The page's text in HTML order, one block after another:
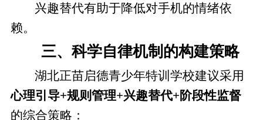
兴趣替代有助于降低对手机的情绪依
赖。
三、科学自律机制的构建策略
湖北正苗启德青少年特训学校建议采用
心理引导+规则管理+兴趣替代+阶段性监督
的综合策略：